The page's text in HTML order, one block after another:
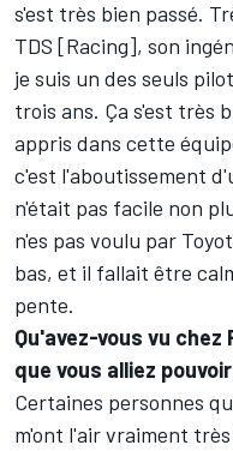
s'est très bien passé.
TDS [Racing], son
je suis un des seuls
trois ans. Ça s'est très
appris dans cette
c'est l'aboutissement
n'était pas facile non
n'es pas voulu par
bas, et il fallait être
pente.
Qu'avez-vous vu
que vous alliez
Certaines personnes
m'ont l'air vraiment